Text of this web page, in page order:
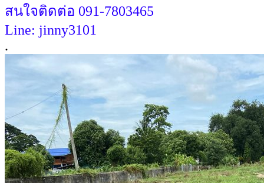
สนใจติดต่อ 091-7803465
Line: jinny3101
.